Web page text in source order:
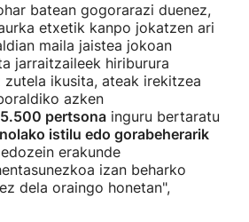
batean gogorarazi duenez,
etxetik kanpo jokatzen ari
maila jaistea jokoan
jarraitzaileek hiriburura
ikusita, ateak irekitzea
azken
5.500 pertsona inguru bertaratu
istilu edo gorabeherarik
erakunde
izan beharko
dela oraingo honetan",